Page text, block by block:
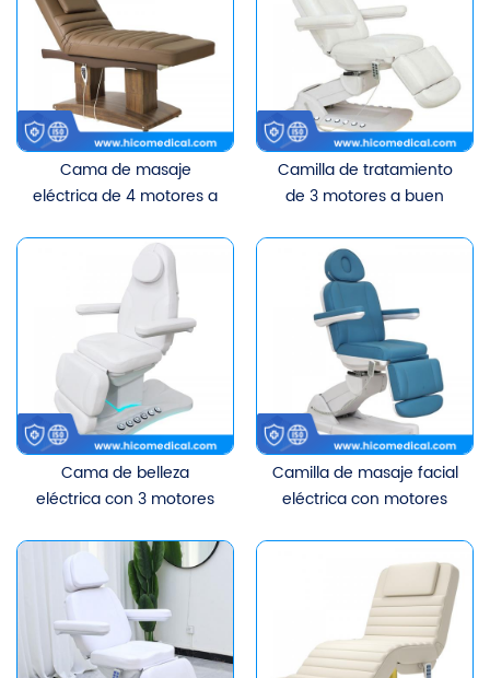
y control de pie.
eléctrico para pies tipo
Cama de masaje
eléctrica de 4 motores a
terapia corporal, belleza,
clínica estética,
tratamiento facial, silla
médica estética.
Camilla de tratamiento
de 3 motores a buen
belleza, spa, masaje
facial, extensión corporal,
extensión de pestañas,
camilla multifuncional.
Cama de belleza
eléctrica con 3 motores
spa, masaje, clínica
estética, tratamiento
facial y corporal, silla
médica estética.
Camilla de masaje facial
eléctrica con motores